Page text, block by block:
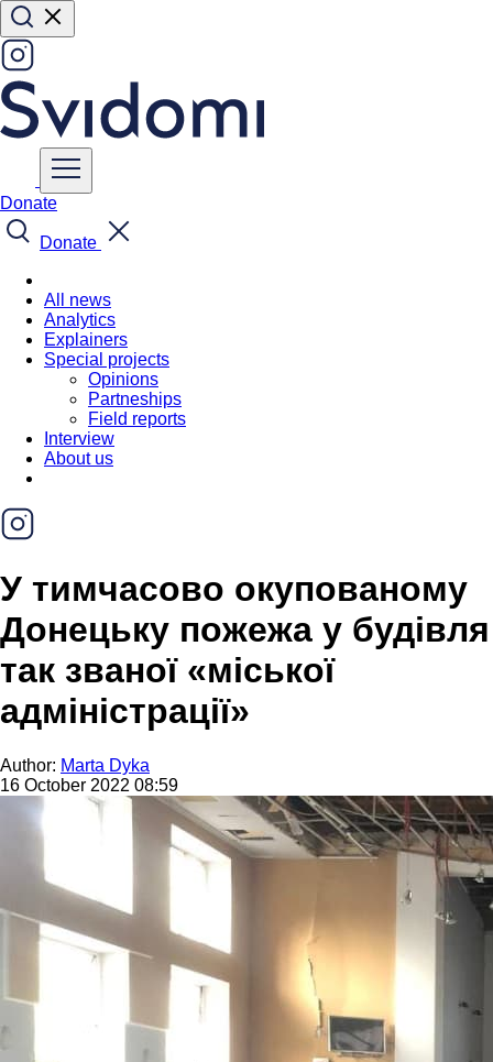
Donate
Donate
All news
Analytics
Explainers
Special projects
Opinions
Partneships
Field reports
Interview
About us
У тимчасово окупованому
Донецьку пожежа у будівля
так званої «міської
адміністрації»
Author: Marta Dyka
16 October 2022 08:59